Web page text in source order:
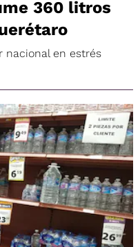
360 litros
nacional en estrés